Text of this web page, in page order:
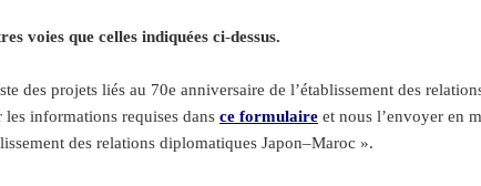
voies que celles indiquées ci‑dessus.
projets liés au 70e anniversaire de l’établissement des
informations requises dans ce formulaire et nous l’envoyer en
des relations diplomatiques Japon–Maroc ».